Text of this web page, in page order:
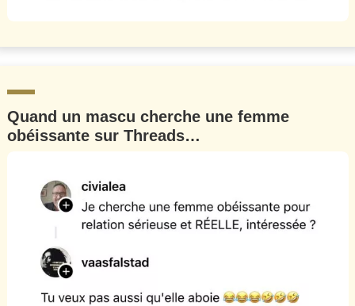
Quand un mascu cherche une femme
obéissante sur Threads…